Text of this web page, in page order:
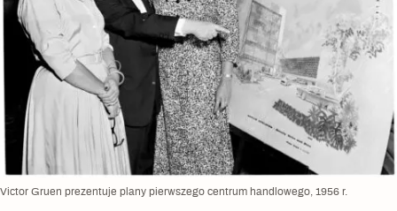
Victor Gruen prezentuje plany pierwszego centrum handlowego, 1956 r.